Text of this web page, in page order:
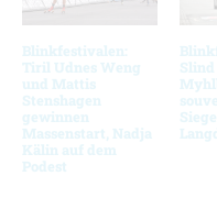
Blinkfestivalen:
Tiril Udnes Weng
und Mattis
Stenshagen
gewinnen
Massenstart, Nadja
Kälin auf dem
Podest
Slind